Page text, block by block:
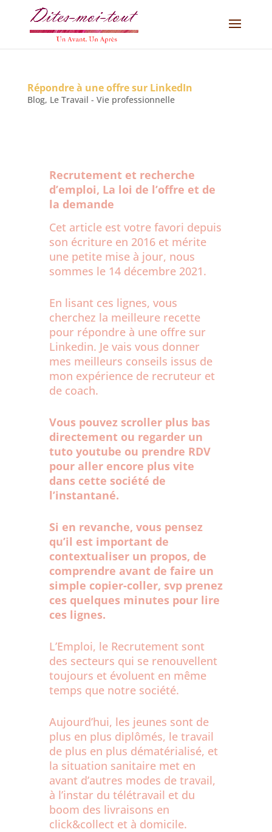
Répondre à une offre sur LinkedIn
Blog, Le Travail - Vie professionnelle
Recrutement et recherche
d’emploi, La loi de l’offre et de
la demande
Cet article est votre favori depuis
son écriture en 2016 et mérite
une petite mise à jour, nous
sommes le 14 décembre 2021.
En lisant ces lignes, vous
cherchez la meilleure recette
pour répondre à une offre sur
Linkedin. Je vais vous donner
mes meilleurs conseils issus de
mon expérience de recruteur et
de coach.
Vous pouvez scroller plus bas
directement ou regarder un
tuto youtube ou prendre RDV
pour aller encore plus vite
dans cette société de
l’instantané.
Si en revanche, vous pensez
qu’il est important de
contextualiser un propos, de
comprendre avant de faire un
simple copier-coller, svp prenez
ces quelques minutes pour lire
ces lignes.
L’Emploi, le Recrutement sont
des secteurs qui se renouvellent
toujours et évoluent en même
temps que notre société.
Aujourd’hui, les jeunes sont de
plus en plus diplômés, le travail
de plus en plus dématérialisé, et
la situation sanitaire met en
avant d’autres modes de travail,
à l’instar du télétravail et du
boom des livraisons en
click&collect et à domicile.